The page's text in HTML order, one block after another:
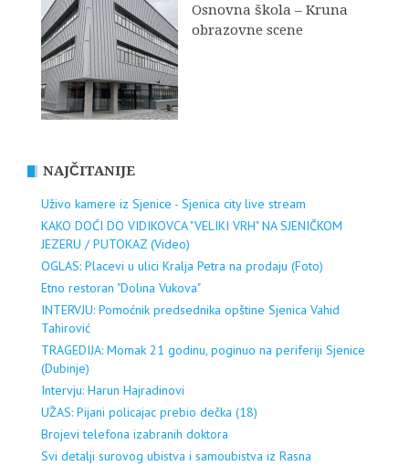
Osnovna škola – Kruna
obrazovne scene
NAJČITANIJE
Uživo kamere iz Sjenice - Sjenica city live stream
KAKO DOĆI DO VIDIKOVCA "VELIKI VRH" NA SJENIČKOM
JEZERU / PUTOKAZ (Video)
OGLAS: Placevi u ulici Kralja Petra na prodaju (Foto)
Etno restoran "Dolina Vukova"
INTERVJU: Pomoćnik predsednika opštine Sjenica Vahid
Tahirović
TRAGEDIJA: Momak 21 godinu, poginuo na periferiji Sjenice
(Dubinje)
Intervju: Harun Hajradinovi
UŽAS: Pijani policajac prebio dečka (18)
Brojevi telefona izabranih doktora
Svi detalji surovog ubistva i samoubistva iz Rasna